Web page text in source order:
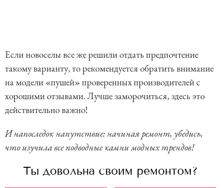
Если новоселы все же решили отдать предпочтение
такому варианту, то рекомендуется обратить внимание
на модели «пушей» проверенных производителей с
хорошими отзывами. Лучше заморочиться, здесь это
действительно важно!
И напоследок напутствие: начиная ремонт, убедись,
что изучила все подводные камни модных трендов!
Ты довольна своим ремонтом?